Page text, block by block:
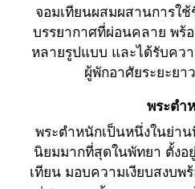
จอมเทียนผสมผสานการใ
บรรยากาศที่ผ่อนคลาย พร้
หลายรูปแบบ และได้รับคว
ผู้พักอาศัยระยะย
พระตำ
พระตำหนักเป็นหนึ่งในย่า
นิยมมากที่สุดในพัทยา ตั้งอ
เทียน มอบความเงียบสงบพ